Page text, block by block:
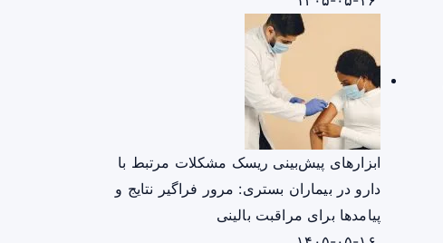
ابزارهای پیش‌بینی ریسک مشکلات مرتبط با
دارو در بیماران بستری: مرور فراگیر نتایج و
پیامدها برای مراقبت بالینی